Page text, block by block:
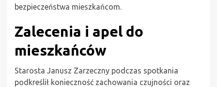
bezpieczeństwa mieszkańcom.
Zalecenia i apel do
mieszkańców
Starosta Janusz Zarzeczny podczas spotkania
podkreślił konieczność zachowania czujności oraz